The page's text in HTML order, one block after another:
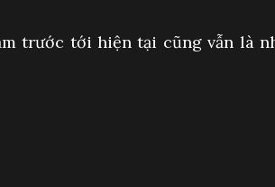
trước tới hiện tại cũng vẫn là